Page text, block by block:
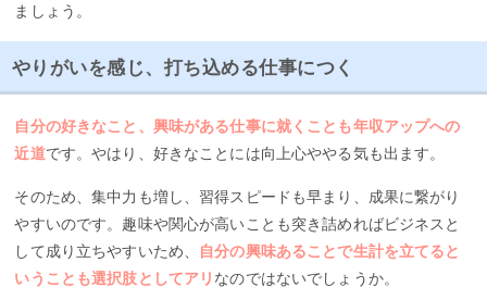
ましょう。
やりがいを感じ、打ち込める仕事につく
自分の好きなこと、興味がある仕事に就くことも年収アップへの
近道です。やはり、好きなことには向上心ややる気も出ます。
そのため、集中力も増し、習得スピードも早まり、成果に繋がり
やすいのです。趣味や関心が高いことも突き詰めればビジネスと
して成り立ちやすいため、
自分の興味あることで生計を立てると
いうことも選択肢としてアリ なのではないでしょうか。